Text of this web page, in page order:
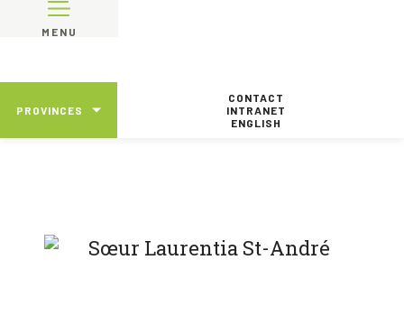
MENU
PROVINCES
CONTACT
INTRANET
ENGLISH